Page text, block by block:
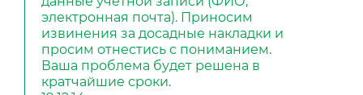
электронная почта). Приносим
извинения за досадные накладки и
просим отнестись с пониманием.
Ваша проблема будет решена в
кратчайшие сроки.